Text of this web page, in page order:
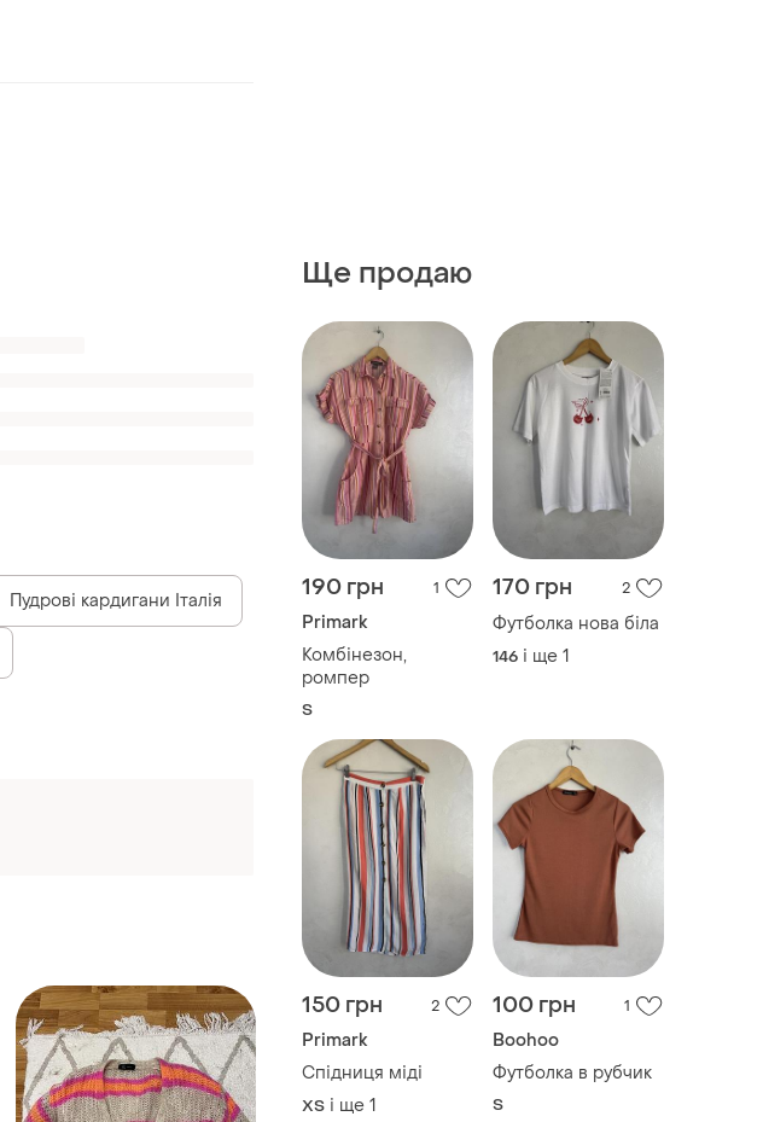
Ще продаю
190 грн 1
Primark
Комбінезон,
ромпер
S
170 грн 2
Футболка нова біла
146 і ще 1
150 грн 2
Primark
Спідниця міді
ХS і ще 1
100 грн 1
Boohoo
Футболка в рубчик
S
Пудрові кардигани Італія